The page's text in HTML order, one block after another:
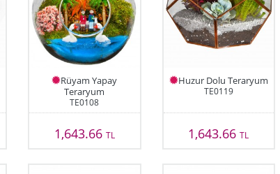
Rüyam Yapay
Teraryum
TE0108
1,643.66 TL
Huzur Dolu Teraryum
TE0119
1,643.66TL